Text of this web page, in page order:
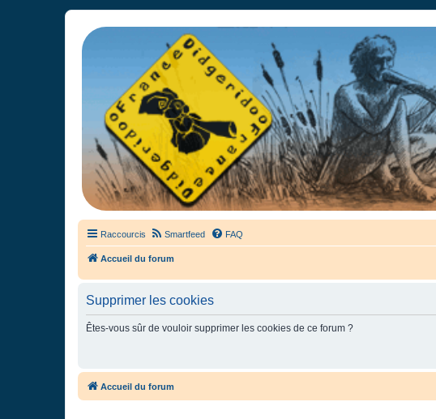
France Didgeridoo
Didgeridoo et Guimbarde sur France Didgeridoo - retrouvez la communauté.
Raccourcis Smartfeed FAQ
Accueil du forum
Supprimer les cookies
Êtes-vous sûr de vouloir supprimer les cookies de ce forum ?
Accueil du forum